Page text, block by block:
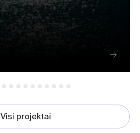
Visi projektai